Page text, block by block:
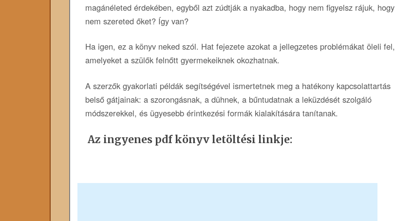
magánéleted érdekében, egyből azt zúdtják a nyakadba, hogy nem figyelsz rájuk, hogy
nem szereted őket? Így van?
Ha igen, ez a könyv neked szól. Hat fejezete azokat a jellegzetes problémákat öleli fel,
amelyeket a szülők felnőtt gyermekeiknek okozhatnak.
A szerzők gyakorlati példák segítségével ismertetnek meg a hatékony kapcsolattartás
belső gátjainak: a szorongásnak, a dühnek, a bűntudatnak a leküzdését szolgáló
módszerekkel, és ügyesebb érintkezési formák kialakítására tanítanak.
Az ingyenes pdf könyv letöltési linkje: